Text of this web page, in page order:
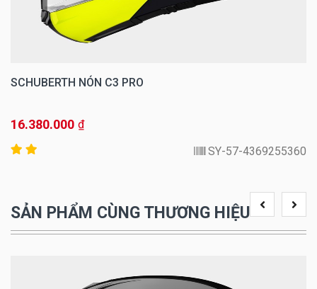
SCHUBERTH NÓN C3 PRO
16.380.000 ₫
4369255360-SY-57
SẢN PHẨM CÙNG THƯƠNG HIỆU